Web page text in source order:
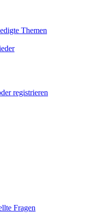
Themen
registrieren
Fragen